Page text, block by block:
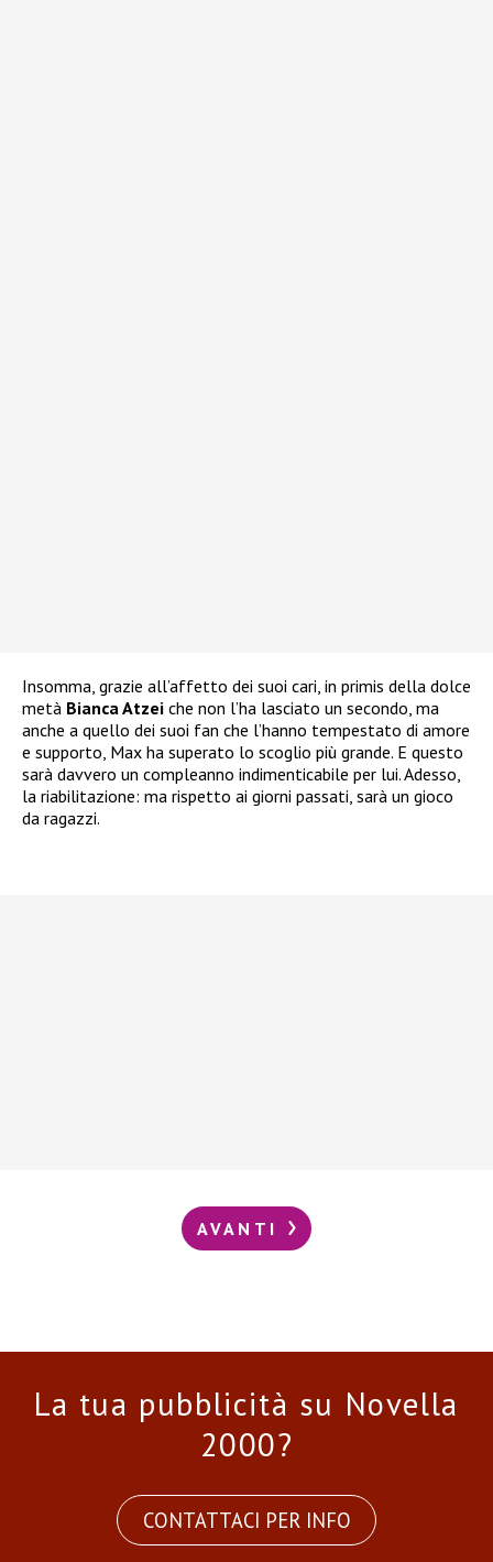
Insomma, grazie all’affetto dei suoi cari, in primis della dolce
metà Bianca Atzei che non l’ha lasciato un secondo, ma
anche a quello dei suoi fan che l’hanno tempestato di amore
e supporto, Max ha superato lo scoglio più grande. E questo
sarà davvero un compleanno indimenticabile per lui. Adesso,
la riabilitazione: ma rispetto ai giorni passati, sarà un gioco
da ragazzi.
AVANTI
La tua pubblicità su Novella
2000?
CONTATTACI PER INFO